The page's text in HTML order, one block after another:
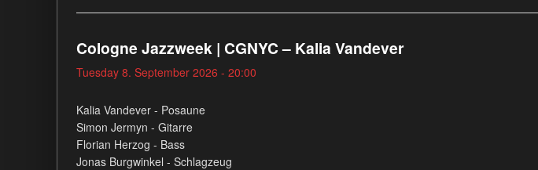
Cologne Jazzweek | CGNYC – Kalia Vandever
Tuesday 8. September 2026 - 20:00
Kalia Vandever - Posaune
Simon Jermyn - Gitarre
Florian Herzog - Bass
Jonas Burgwinkel - Schlagzeug